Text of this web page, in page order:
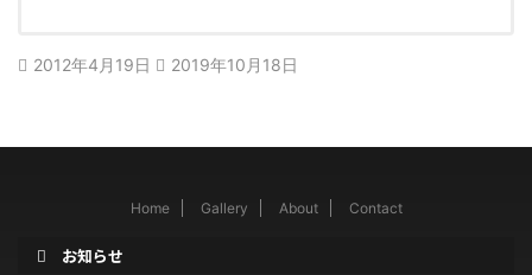
2012年4月19日 2019年10月18日
Home Gallery About Contact
お知らせ